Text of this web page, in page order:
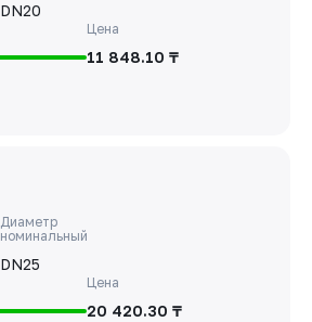
DN20
Цена
11 848.10 ₸
Диаметр
номинальный
DN25
Цена
20 420.30 ₸